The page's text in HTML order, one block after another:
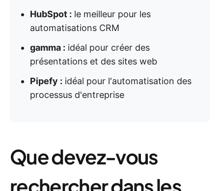
HubSpot : le meilleur pour les
automatisations CRM
gamma : idéal pour créer des
présentations et des sites web
Pipefy : idéal pour l'automatisation des
processus d'entreprise
Que devez-vous
rechercher dans les